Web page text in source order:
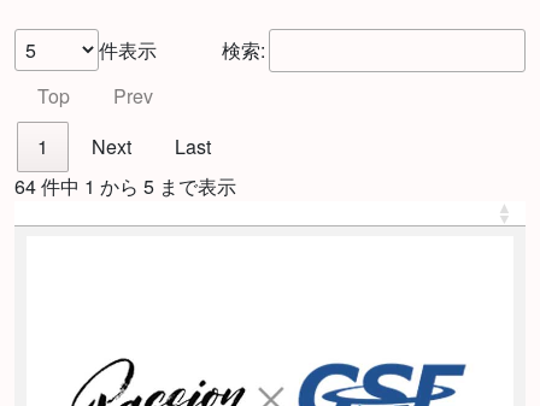
件表示
検索:
Top
Prev
1
Next
Last
64 件中 1 から 5 まで表示